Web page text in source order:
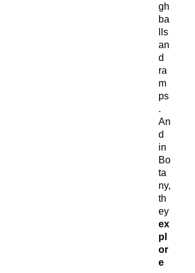
gh
ba
lls
an
d
ra
m
ps
.
An
d
in
Bo
ta
ny,
th
ey
ex
pl
or
e